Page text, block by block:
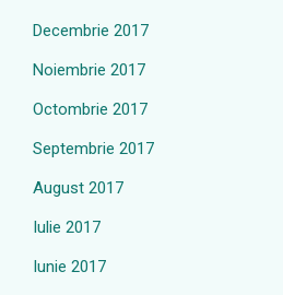
Decembrie 2017
Noiembrie 2017
Octombrie 2017
Septembrie 2017
August 2017
Iulie 2017
Iunie 2017